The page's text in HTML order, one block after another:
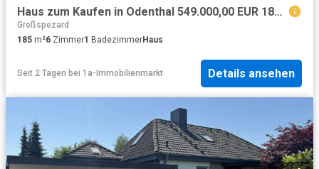
Haus zum Kaufen in Odenthal 549.000,00 EUR 185 m²
Großspezard
185 m²6 Zimmer1 BadezimmerHaus
Seit 2 Tagen bei 1a-Immobilienmarkt Details ansehen